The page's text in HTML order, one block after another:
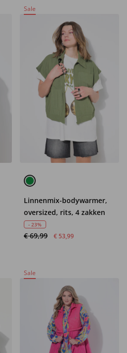
Sale
Linnenmix-bodywarmer,
oversized, rits, 4 zakken
- 23%
€ 69,99 € 53,99
Sale